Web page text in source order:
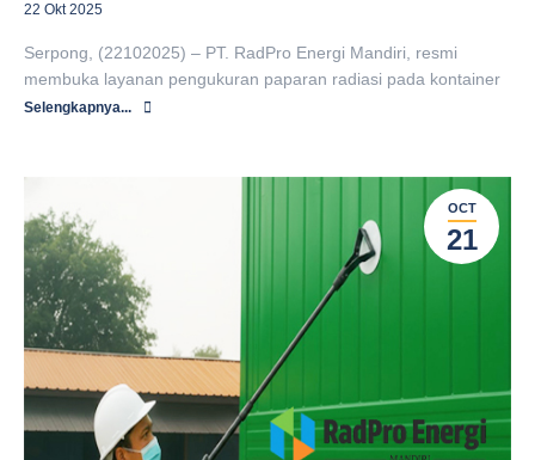
22 Okt 2025
Serpong, (22102025) – PT. RadPro Energi Mandiri, resmi
membuka layanan pengukuran paparan radiasi pada kontainer
Selengkapnya...
OCT
21